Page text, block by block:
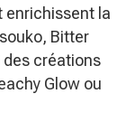
enrichissent la
, Bitter
des créations
Glow ou